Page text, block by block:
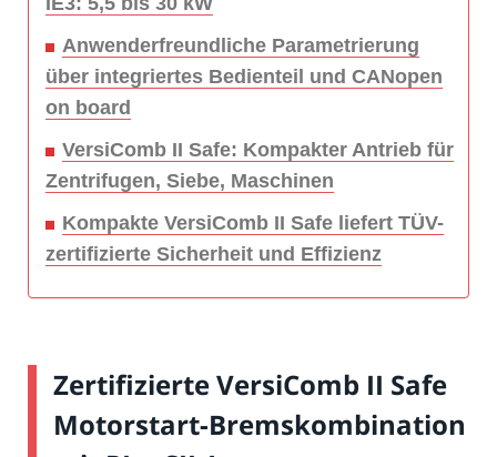
Anwenderfreundliche Parametrierung
über integriertes Bedienteil und CANopen
on board
VersiComb II Safe: Kompakter Antrieb für
Zentrifugen, Siebe, Maschinen
Kompakte VersiComb II Safe liefert TÜV-
zertifizierte Sicherheit und Effizienz
Zertifizierte VersiComb II Safe
Motorstart-Bremskombination